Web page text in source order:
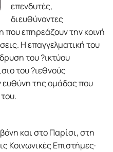
επενδυτές,
διευθύνοντες
που επηρεάζουν την κοινή
Η επαγγελµατική του
του ?ικτύου
του ?ιεθνούς
ευθύνη της οµάδας που
και στο Παρίσι, στη
Κοινωνικές Επιστήµες·